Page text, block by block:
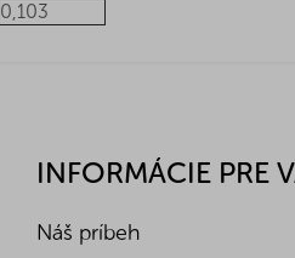
0,103
INFORMÁCIE PRE
Náš príbeh